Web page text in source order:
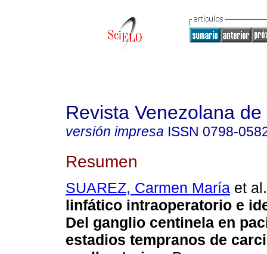
Revista Venezolana
versión impresa ISSN 0798-
Resumen
SUAREZ, Carmen María et al.
linfático intraoperatorio e
Del ganglio centinela en
estadios tempranos de